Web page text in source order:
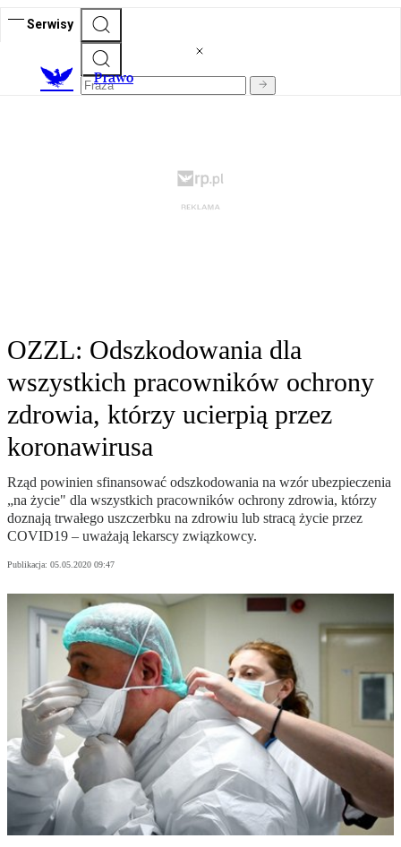
Serwisy
Prawo
OZZL: Odszkodowania dla
wszystkich pracowników ochrony
zdrowia, którzy ucierpią przez
koronawirusa
Rząd powinien sfinansować odszkodowania na wzór ubezpieczenia
„na życie" dla wszystkich pracowników ochrony zdrowia, którzy
doznają trwałego uszczerbku na zdrowiu lub stracą życie przez
COVID19 – uważają lekarscy związkowcy.
Publikacja: 05.05.2020 09:47